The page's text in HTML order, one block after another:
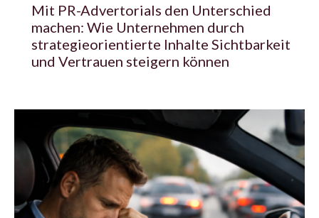
Mit PR-Advertorials den Unterschied
machen: Wie Unternehmen durch
strategieorientierte Inhalte Sichtbarkeit
und Vertrauen steigern können